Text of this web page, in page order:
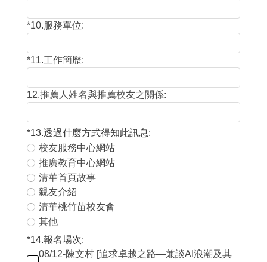
*10.服務單位:
*11.工作簡歷:
12.推薦人姓名與推薦校友之關係:
*13.透過什麼方式得知此訊息:
校友服務中心網站
推廣教育中心網站
清華首頁故事
親友介紹
清華桃竹苗校友會
其他
*14.報名場次:
08/12-陳文村 [追求卓越之路—兼談AI浪潮及其